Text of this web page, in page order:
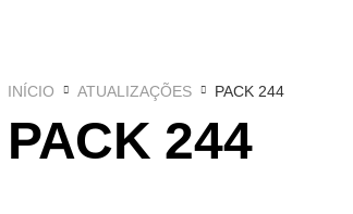
INÍCIO ATUALIZAÇÕES PACK 244
PACK 244